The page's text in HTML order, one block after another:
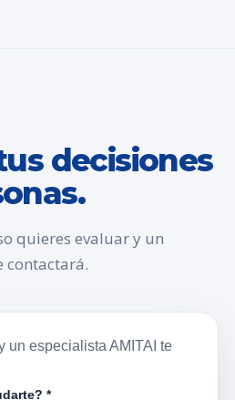
decisiones
quieres evaluar y un
contactará.